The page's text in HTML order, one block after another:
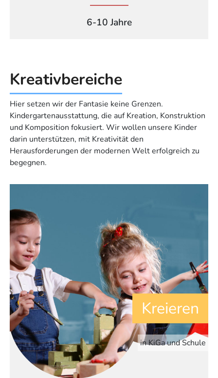
6-10 Jahre
Kreativ­bereiche
Hier setzen wir der Fantasie keine Grenzen.
Kindergartenausstattung, die auf Kreation, Konstruktion
und Komposition fokusiert. Wir wollen unsere Kinder
darin unterstützen, mit Kreativität den
Herausforderungen der modernen Welt erfolgreich zu
begegnen.
Kreieren
in KiGa und Schule